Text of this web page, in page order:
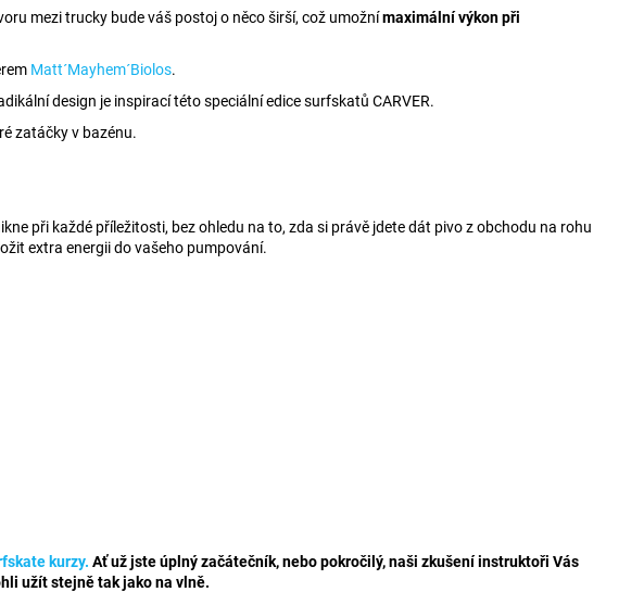
mezi trucky bude váš postoj o něco širší, což umožnímaximální výkon při
Matt´Mayhem´Biolos.
design je inspirací této speciální edice surfskatů CARVER.
zatáčky v bazénu.
při každé příležitosti, bez ohledu na to, zda si právě jdete dát pivo z obchodu na rohu
extra energii do vašeho pumpování.
kurzy. Ať už jste úplný začátečník, nebo pokročilý, naši zkušení instruktoři Vás
užít stejně tak jako na vlně.